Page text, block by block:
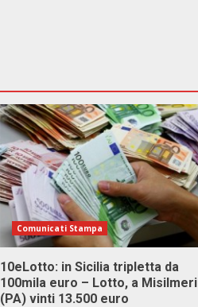
Comunicati Stampa
10eLotto: in Sicilia tripletta da
100mila euro – Lotto, a Misilmeri
(PA) vinti 13.500 euro